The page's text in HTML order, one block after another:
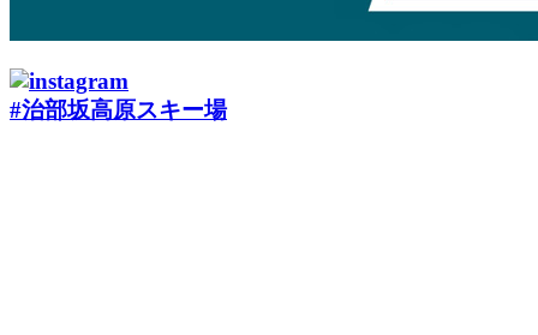
#治部坂高原スキー場